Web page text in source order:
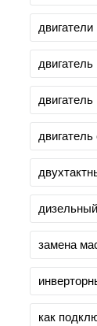
двигатели
двигатель
двигатель
двигатель
замена
как